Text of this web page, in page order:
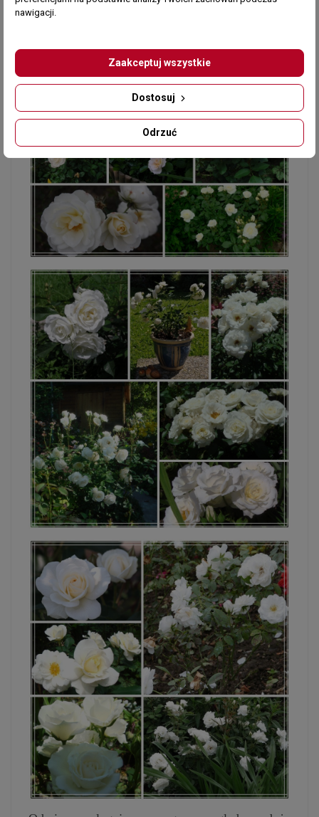
nawigacji.
Odrzuć
Dostosuj
Zaakceptuj wszystkie